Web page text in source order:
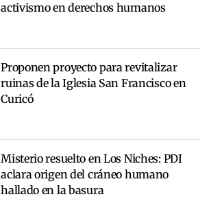
activismo en derechos humanos
Proponen proyecto para revitalizar
ruinas de la Iglesia San Francisco en
Curicó
Misterio resuelto en Los Niches: PDI
aclara origen del cráneo humano
hallado en la basura